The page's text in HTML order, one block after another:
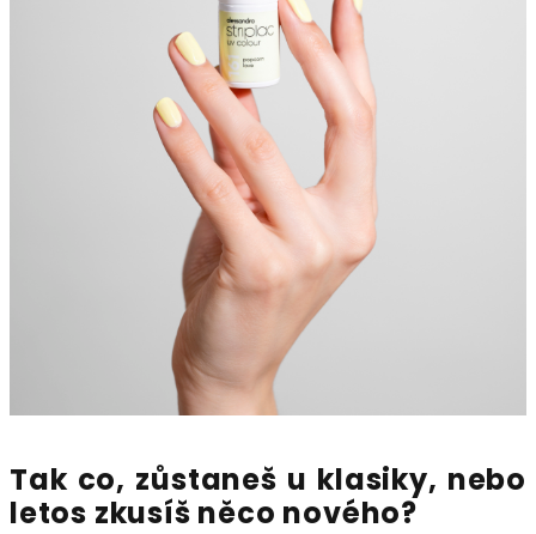
Tak co, zůstaneš u klasiky, nebo
letos zkusíš něco nového?